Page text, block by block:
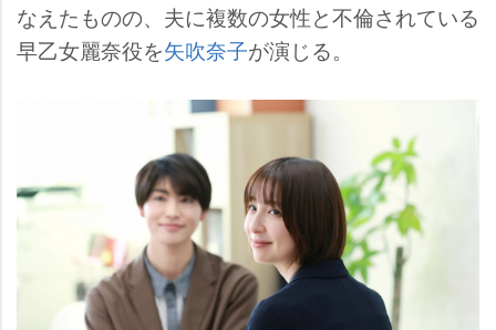
なえたものの、夫に複数の女性と不倫されている
早乙女麗奈役を矢吹奈子が演じる。